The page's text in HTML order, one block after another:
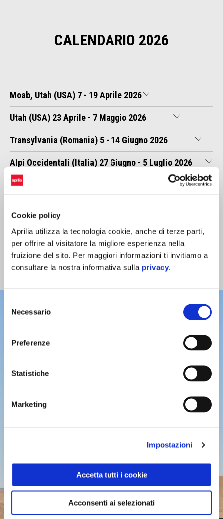
Cookie policy
Aprilia utilizza la tecnologia cookie, anche di terze parti,
per offrire al visitatore la migliore esperienza nella
fruizione del sito. Per maggiori informazioni ti invitiamo a
consultare la nostra informativa sulla privacy.
delNecessario
Preferenze
Statistiche
Marketing
Impostazioni
Accetta tutti i cookie
Acconsenti ai selezionati
CALENDARIO 2026
Moab, Utah (USA) 7 - 19 Aprile 2026
Utah (USA) 23 Aprile - 7 Maggio 2026
Transylvania (Romania) 5 - 14 Giugno 2026
Alpi Occidentali (Italia) 27 Giugno - 5 Luglio 2026
Portogallo 2 - 11 Ottobre 2026
Marocco 28 Novembre - 8 Dicembre 2026